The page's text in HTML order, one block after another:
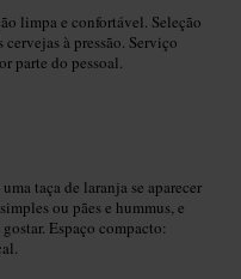
limpa e confortável. Seleção
à pressão. Serviço
parte do pessoal.
taça de laranja se aparecer
ou pães e hummus, e
Espaço compacto: